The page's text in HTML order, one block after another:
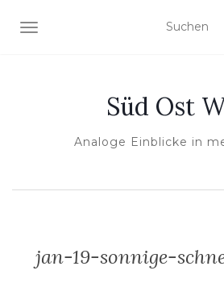
NAVIGATION UMSCHALTEN
Süd Ost
Analoge Einblicke in
jan-19-sonnige-